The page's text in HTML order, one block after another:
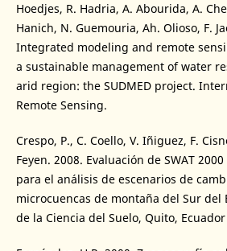
Hoedjes, R. Hadria, A. Abourida, A.
Hanich, N. Guemouria, Ah. Olioso, F.
Integrated modeling and remote
a sustainable management of water
arid region: the SUDMED project.
Remote Sensing.
Crespo, P., C. Coello, V. Iñiguez, F.
Feyen. 2008. Evaluación de SWAT
para el análisis de escenarios de
microcuencas de montaña del Sur del
de la Ciencia del Suelo, Quito, Ecuador